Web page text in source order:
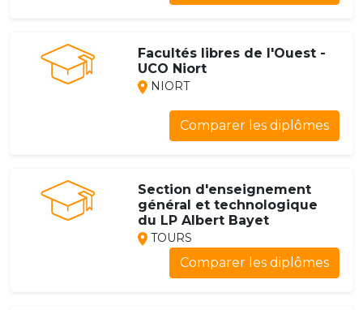
Facultés libres de l'Ouest -
UCO Niort
NIORT
Comparer les diplômes
Section d'enseignement
général et technologique
du LP Albert Bayet
TOURS
Comparer les diplômes